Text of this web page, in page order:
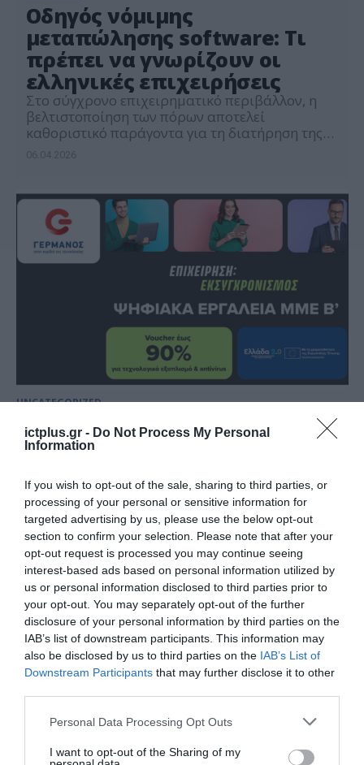
ictplus.gr - Do Not Process My Personal
Information
If you wish to opt-out of the sale, sharing to third parties, or
processing of your personal or sensitive information for
targeted advertising by us, please use the below opt-out
section to confirm your selection. Please note that after your
opt-out request is processed you may continue seeing
interest-based ads based on personal information utilized by
us or personal information disclosed to third parties prior to
your opt-out. You may separately opt-out of the further
disclosure of your personal information by third parties on the
IAB’s list of downstream participants. This information may
also be disclosed by us to third parties on the IAB’s List of
Downstream Participants that may further disclose it to other
Please note that this website/app uses one or more Google
not limited to your visit or usage behaviour. You may click to
Personal Data Processing Opt Outs
I want to opt-out of the Sharing of my
Οδηγός νόμιμης
μεταπώλησης software: Τι
πρέπει να γνωρίζουν οι
ελληνικές επιχειρήσεις
Στο σύγχρονο επιχειρηματικό περιβάλλον, η
βελτιστοποίηση των πόρων αποτελεί
καθοριστικό παράγοντα για τη διατήρηση της
των επενδύσεων παραμένει συχνά
εγκλωβισμένο σε υποδομές που δεν
χρησιμοποιούνται πλέον. Η στρατηγική
διαχείριση αυτών των πόρων δεν αποτελεί
μόνο ζήτημα τεχνικής οργάνωσης, αλλά μια
ουσιαστική οικονομική […]
UNCATEGORIZED
Πρόγραμμα «Ψηφιακά Εργαλεία
ΜΜΕ Β’»: Ξεκίνησε η εξαργύρωση
τεχνολογικού εξοπλισμού και
software σε COSMOTE και
ΓΕΡΜΑΝΟ
10.04.2025
ΛΟΓΙΣΜΙΚΟ
Επαλήθευση νομιμότητας και